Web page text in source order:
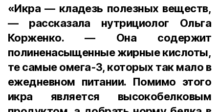
«Икра — кладезь полезных веществ,
— рассказала нутрициолог Ольга
Корженко. — Она содержит
полиненасыщенные жирные кислоты,
те самые омега-3, которых так мало в
ежедневном питании. Помимо этого
икра является высокобелковым